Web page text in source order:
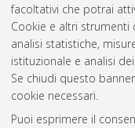
facoltativi che potrai
Cookie e altri
analisi statistiche,
istituzionale e analisi
Se chiudi questo
cookie necessari.
Puoi esprimere il
Atom